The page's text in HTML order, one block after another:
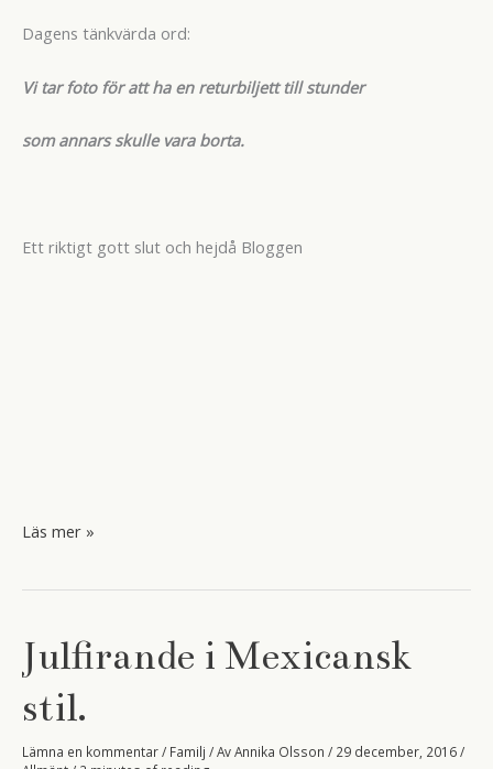
Dagens tänkvärda ord:
Vi tar foto för att ha en returbiljett till stunder
som annars skulle vara borta.
Ett riktigt gott slut och hejdå Bloggen
Årets
Läs mer »
Julfirande i Mexicansk
stil.
Lämna en kommentar/ Familj / AvAnnika Olsson / 29 december, 2016/